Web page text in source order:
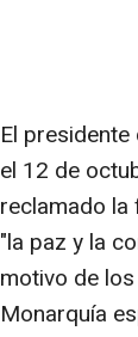
El
el 12 de
reclamado la
"la paz y la
motivo de
Monarquía